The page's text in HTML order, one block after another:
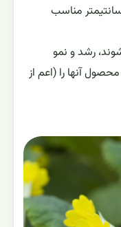
فاصله دو بوته روی ردیف، 20 سانتیمتر مناسب
رشد و نمو
آنها را (اعم از